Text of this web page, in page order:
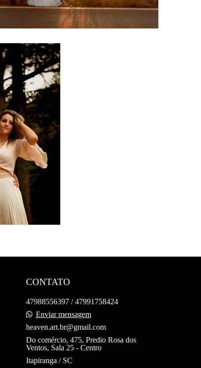
CONTATO
47988556397 / 47991758424
Enviar mensagem
heaven.art.br@gmail.com
Do comércio, 475, Predio Rosa dos
Ventos, Sala 25 - Centro
Itapiranga / SC